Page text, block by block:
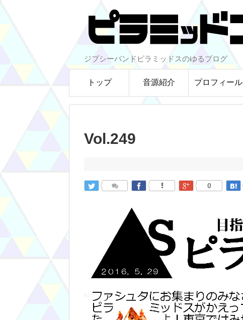
ジプシーバンドピラミッドスのゆるブログ
トップ 音源紹介 プロフィール
Vol.249
0